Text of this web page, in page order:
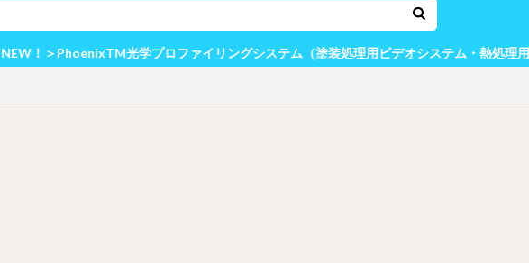
プロファイリングシステム（塗装処理用ビデオシステム・熱処理用ビデオシステム）